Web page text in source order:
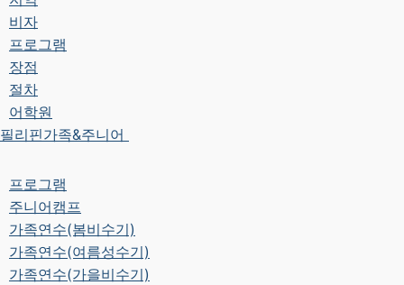
비자
프로그램
장점
절차
어학원
필리핀가족&주니어
프로그램
주니어캠프
가족연수(봄비수기)
가족연수(여름성수기)
가족연수(가을비수기)